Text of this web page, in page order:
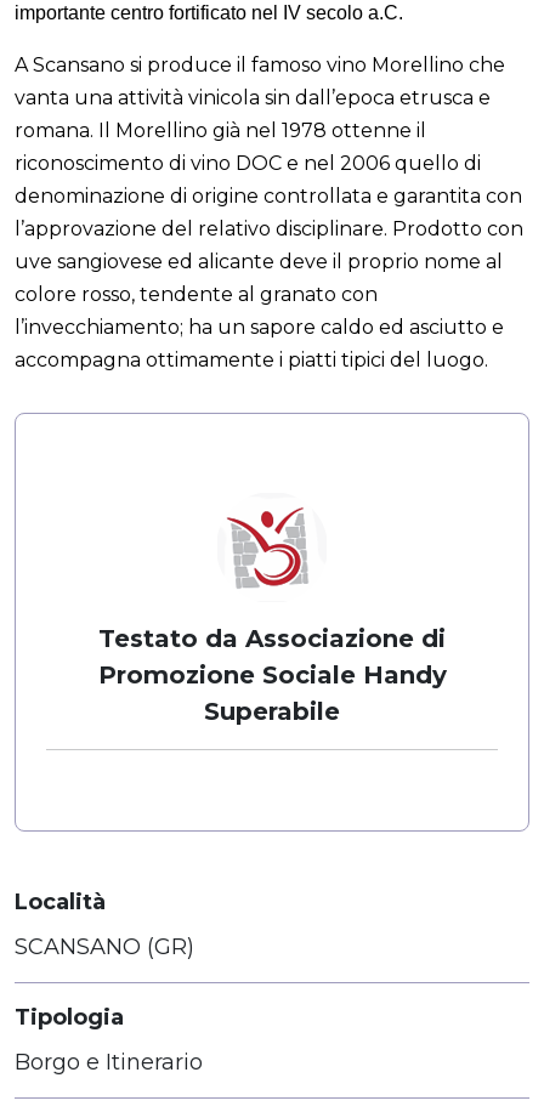
importante centro fortificato nel IV secolo a.C.
A Scansano si produce il famoso vino Morellino che
vanta una attività vinicola sin dall’epoca etrusca e
romana. Il Morellino già nel 1978 ottenne il
riconoscimento di vino DOC e nel 2006 quello di
denominazione di origine controllata e garantita con
l’approvazione del relativo disciplinare. Prodotto con
uve sangiovese ed alicante deve il proprio nome al
colore rosso, tendente al granato con
l’invecchiamento; ha un sapore caldo ed asciutto e
accompagna ottimamente i piatti tipici del luogo.
Testato da Associazione di
Promozione Sociale Handy
Superabile
Località
SCANSANO (GR)
Tipologia
Borgo e Itinerario